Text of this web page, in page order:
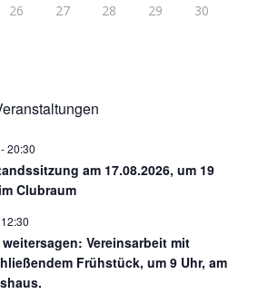
26 27 28 29
30
-20:30
am 17.08.2026, um 19
Clubraum
12:30
Vereinsarbeit mit
Frühstück, um 9 Uhr, am